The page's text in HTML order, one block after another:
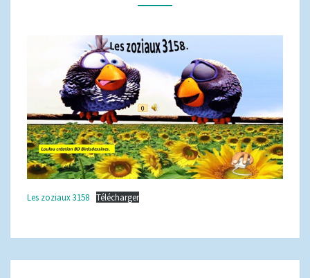
Les zoziaux 3158 Télécharger